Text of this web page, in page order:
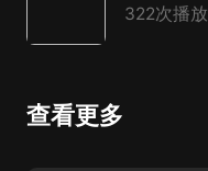
322次播放
查看更多